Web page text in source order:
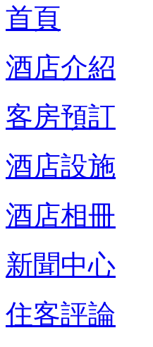
首頁
酒店介紹
客房預訂
酒店設施
酒店相冊
新聞中心
住客評論